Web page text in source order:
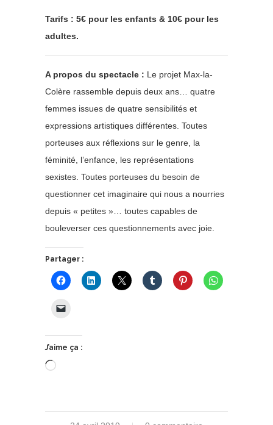
Tarifs : 5€ pour les enfants & 10€ pour les
adultes.
A propos du spectacle : Le projet Max-la-
Colère rassemble depuis deux ans… quatre
femmes issues de quatre sensibilités et
expressions artistiques différentes. Toutes
porteuses aux réflexions sur le genre, la
féminité, l’enfance, les représentations
sexistes. Toutes porteuses du besoin de
questionner cet imaginaire qui nous a nourries
depuis « petites »… toutes capables de
bouleverser ces questionnements avec joie.
Partager :
J’aime ça :
Chargement…